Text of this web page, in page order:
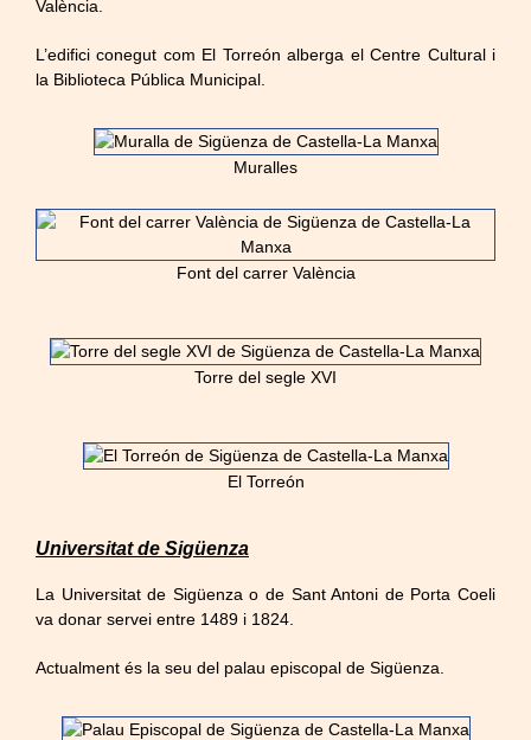
València.
L’edifici conegut com El Torreón alberga el Centre Cultural i
la Biblioteca Pública Municipal.
Muralles
Font del carrer València
Torre del segle XVI
El Torreón
Universitat de Sigüenza
La Universitat de Sigüenza o de Sant Antoni de Porta Coeli
va donar servei entre 1489 i 1824.
Actualment és la seu del palau episcopal de Sigüenza.